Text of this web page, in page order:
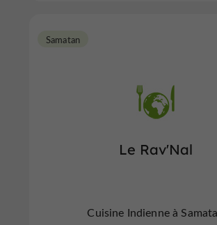
Le Rav'Nal
Samatan
Cuisine Indienne à